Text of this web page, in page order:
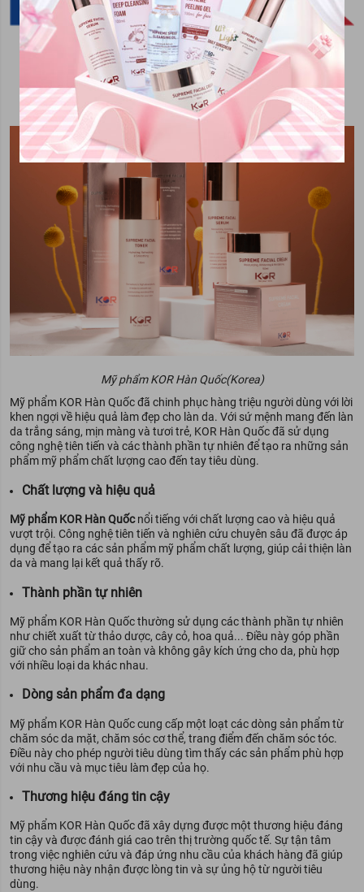
Logo thương hiệu mỹ phẩm KOR Hàn Quốc
Mỹ phẩm KOR Hàn Quốc(Korea)
Mỹ phẩm KOR Hàn Quốc đã chinh phục hàng triệu người dùng với lời
khen ngợi về hiệu quả làm đẹp cho làn da. Với sứ mệnh mang đến làn
da trắng sáng, mịn màng và tươi trẻ, KOR Hàn Quốc đã sử dụng
công nghệ tiên tiến và các thành phần tự nhiên để tạo ra những sản
phẩm mỹ phẩm chất lượng cao đến tay tiêu dùng.
Chất lượng và hiệu quả
Mỹ phẩm KOR Hàn Quốcnổi tiếng với chất lượng cao và hiệu quả
vượt trội. Công nghệ tiên tiến và nghiên cứu chuyên sâu đã được áp
dụng để tạo ra các sản phẩm mỹ phẩm chất lượng, giúp cải thiện làn
da và mang lại kết quả thấy rõ.
Thành phần tự nhiên
Mỹ phẩm KOR Hàn Quốc thường sử dụng các thành phần tự nhiên
như chiết xuất từ thảo dược, cây cỏ, hoa quả... Điều này góp phần
giữ cho sản phẩm an toàn và không gây kích ứng cho da, phù hợp
với nhiều loại da khác nhau.
Dòng sản phẩm đa dạng
Mỹ phẩm KOR Hàn Quốc cung cấp một loạt các dòng sản phẩm từ
chăm sóc da mặt, chăm sóc cơ thể, trang điểm đến chăm sóc tóc.
Điều này cho phép người tiêu dùng tìm thấy các sản phẩm phù hợp
với nhu cầu và mục tiêu làm đẹp của họ.
Thương hiệu đáng tin cậy
Mỹ phẩm KOR Hàn Quốc đã xây dựng được một thương hiệu đáng
tin cậy và được đánh giá cao trên thị trường quốc tế. Sự tận tâm
trong việc nghiên cứu và đáp ứng nhu cầu của khách hàng đã giúp
thương hiệu này nhận được lòng tin và sự ủng hộ từ người tiêu
dùng.